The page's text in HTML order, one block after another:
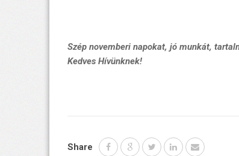
Szép novemberi napokat, jó munkát,
Kedves Hívünknek!
Share